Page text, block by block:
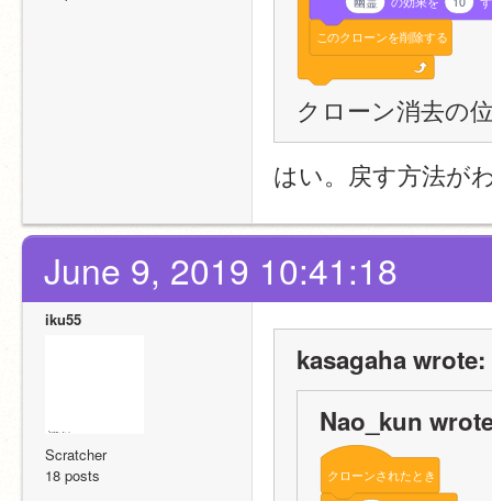
このクローンを削除する
クローン消去の
はい。戻す方法が
June 9, 2019 10:41:18
iku55
Scratcher
18 posts
kasagaha wrote:
Nao_kun
クローンされたとき